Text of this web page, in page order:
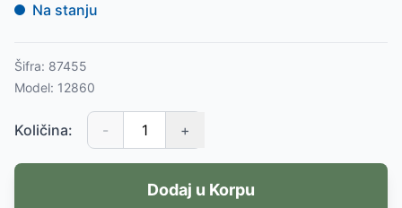
Na stanju
Šifra: 87455
Model: 12860
Količina: - +
Dodaj u Korpu